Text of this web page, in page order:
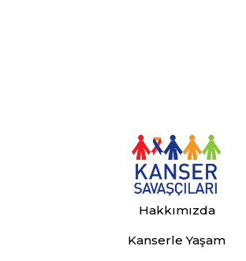
Hakkımızda
Kanserle Yaşam